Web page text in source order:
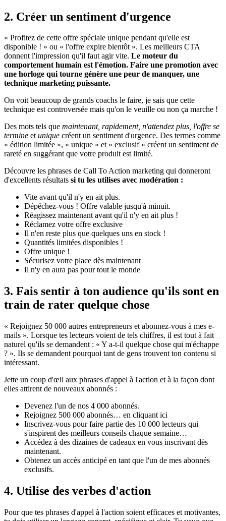
2. Créer un sentiment d'urgence
« Profitez de cette offre spéciale unique pendant qu'elle est
disponible ! » ou « l'offre expire bientôt ». Les meilleurs CTA
donnent l'impression qu'il faut agir vite. Le moteur du
comportement humain est l'émotion. Faire une promotion avec
une horloge qui tourne génère une peur de manquer, une
technique marketing puissante.
On voit beaucoup de grands coachs le faire, je sais que cette
technique est controversée mais qu'on le veuille ou non ça marche !
Des mots tels que maintenant, rapidement, n'attendez plus, l'offre se
termine etunique créent un sentiment d'urgence. Des termes comme
« édition limitée », « unique » et « exclusif » créent un sentiment de
rareté en suggérant que votre produit est limité.
Découvre les phrases de Call To Action marketing qui donneront
d'excellents résultats si tu les utilises avec modération :
Vite avant qu'il n'y en ait plus.
Dépêchez-vous ! Offre valable jusqu'à minuit.
Réagissez maintenant avant qu'il n'y en ait plus !
Réclamez votre offre exclusive
Il n'en reste plus que quelques uns en stock !
Quantités limitées disponibles !
Offre unique !
Sécurisez votre place dès maintenant
Il n'y en aura pas pour tout le monde
3. Fais sentir à ton audience qu'ils sont en
train de rater quelque chose
« Rejoignez 50 000 autres entrepreneurs et abonnez-vous à mes e-
mails ». Lorsque tes lecteurs voient de tels chiffres, il est tout à fait
naturel qu'ils se demandent : « Y a-t-il quelque chose qui m'échappe
? ». Ils se demandent pourquoi tant de gens trouvent ton contenu si
intéressant.
Jette un coup d'œil aux phrases d'appel à l'action et à la façon dont
elles attirent de nouveaux abonnés :
Devenez l'un de nos 4 000 abonnés.
Rejoignez 500 000 abonnés… en cliquant ici
Inscrivez-vous pour faire partie des 10 000 lecteurs qui
s'inspirent des meilleurs conseils chaque semaine…
Accédez à des dizaines de cadeaux en vous inscrivant dès
maintenant.
Obtenez un accès anticipé en tant que l'un de mes abonnés
exclusifs.
4. Utilise des verbes d'action
Pour que tes phrases d'appel à l'action soient efficaces et motivantes,